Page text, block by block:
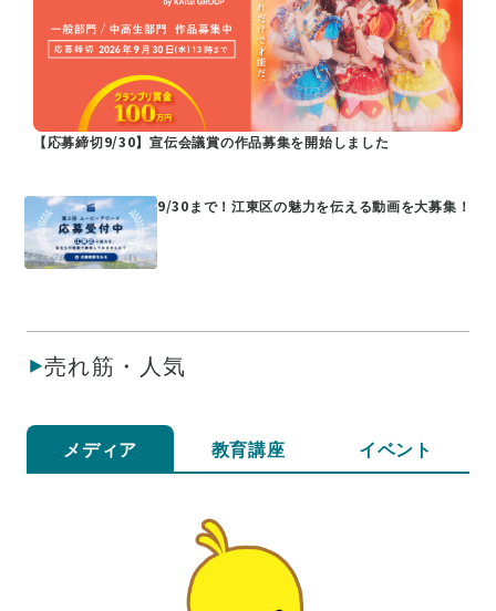
【応募締切9/30】宣伝会議賞の作品募集を開始しました
9/30まで！江東区の魅力を伝える動画を大募集！
売れ筋・人気
メディア 教育講座 イベント